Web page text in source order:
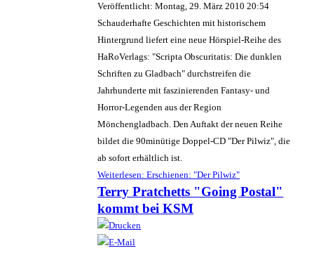
Veröffentlicht: Montag, 29. März 2010 20:54
Schauderhafte Geschichten mit historischem
Hintergrund liefert eine neue Hörspiel-Reihe des
HaRoVerlags: "Scripta Obscuritatis: Die dunklen
Schriften zu Gladbach" durchstreifen die
Jahrhunderte mit faszinierenden Fantasy- und
Horror-Legenden aus der Region
Mönchengladbach. Den Auftakt der neuen Reihe
bildet die 90minütige Doppel-CD "Der Pilwiz", die
ab sofort erhältlich ist.
Weiterlesen: Erschienen: "Der Pilwiz"
Terry Pratchetts "Going Postal"
kommt bei KSM